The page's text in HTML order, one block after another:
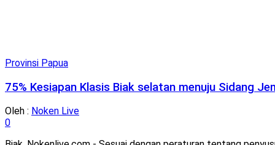
Provinsi Papua
75% Kesiapan Klasis Biak selatan menuju Sidang
Oleh : Noken Live
0